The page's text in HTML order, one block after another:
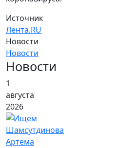
Источник
Лента.RU
Новости
Новости
Новости
1
августа
2026